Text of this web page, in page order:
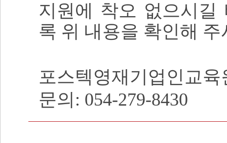
지원에 착오 없으시길
록 위 내용을 확인해
포스텍영재기업인교육
문의: 054-279-8430